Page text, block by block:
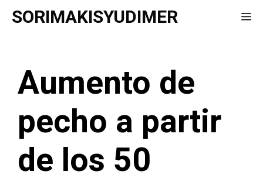
Saltar
SORIMAKISYUDIMER
Aumento de
pecho a partir
de los 50